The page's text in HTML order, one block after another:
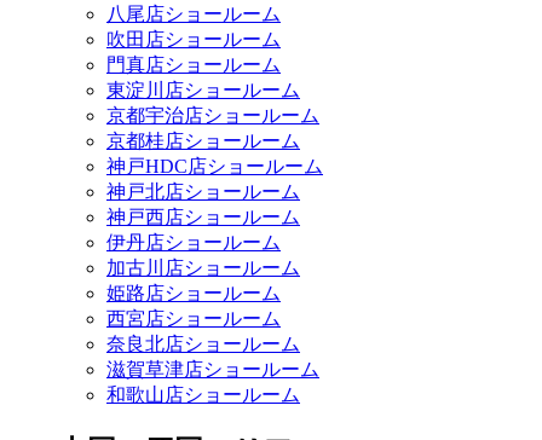
八尾店ショールーム
吹田店ショールーム
門真店ショールーム
東淀川店ショールーム
京都宇治店ショールーム
京都桂店ショールーム
神戸HDC店ショールーム
神戸北店ショールーム
神戸西店ショールーム
伊丹店ショールーム
加古川店ショールーム
姫路店ショールーム
西宮店ショールーム
奈良北店ショールーム
滋賀草津店ショールーム
和歌山店ショールーム